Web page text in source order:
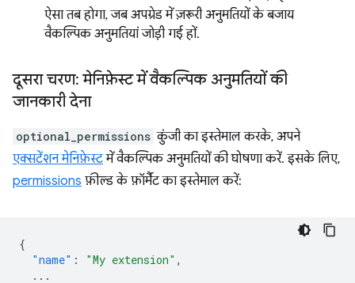
ऐसा तब होगा, जब अपग्रेड में ज़रूरी अनुमतियों के बजाय
वैकल्पिक अनुमतियां जोड़ी गई हों.
दूसरा चरण: मेनिफ़ेस्ट में वैकल्पिक अनुमतियों की
जानकारी देना
optional_permissions कुंजी का इस्तेमाल करके, अपने
एक्सटेंशन मेनिफ़ेस्टमें वैकल्पिक अनुमतियों की घोषणा करें. इसके लिए,
permissions फ़ील्ड के फ़ॉर्मैट का इस्तेमाल करें:
{
"name" : "My extension" ,
...